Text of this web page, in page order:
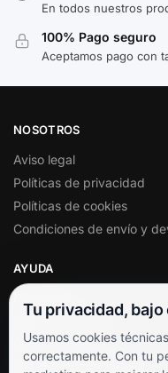
En todos nuestros
100% Pago seguro
Aceptamos pago con
NOSOTROS
Aviso legal
Políticas de privacidad
Políticas de cookies
Condiciones de envío y
AYUDA
Soporte al cliente
Contacto
Términos y condiciones
Tu privacidad,
Usamos cookies
correctamente. Con tu